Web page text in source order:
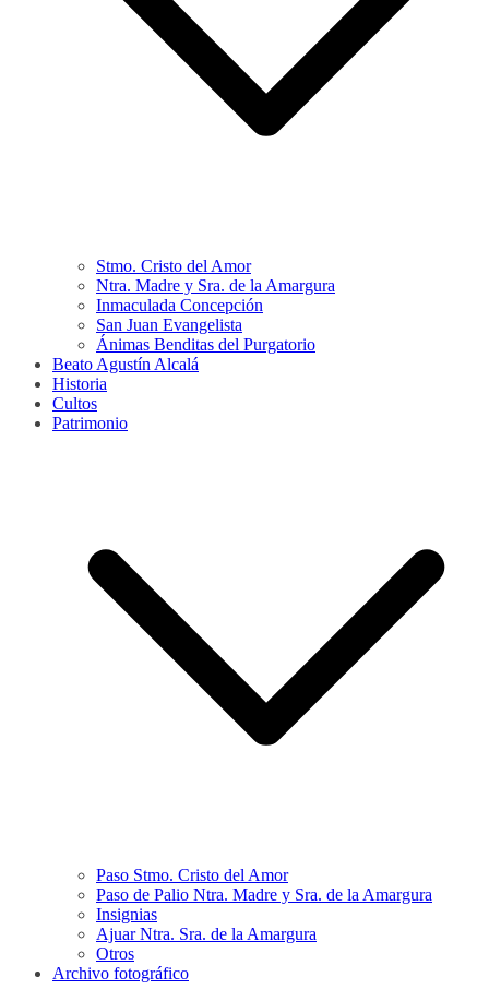
Stmo. Cristo del Amor
Ntra. Madre y Sra. de la Amargura
Inmaculada Concepción
San Juan Evangelista
Ánimas Benditas del Purgatorio
Beato Agustín Alcalá
Historia
Cultos
Patrimonio
Paso Stmo. Cristo del Amor
Paso de Palio Ntra. Madre y Sra. de la Amargura
Insignias
Ajuar Ntra. Sra. de la Amargura
Otros
Archivo fotográfico